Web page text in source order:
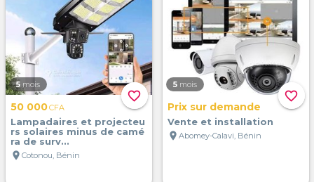
favorite_border
5 mois
50 000CFA
Lampadaires et projecteu
rs solaires minus de camé
ra de surv...
location_on Cotonou, Bénin
favorite_border
5 mois
Prix sur demande
Vente et installation
location_on Abomey-Calavi, Bénin